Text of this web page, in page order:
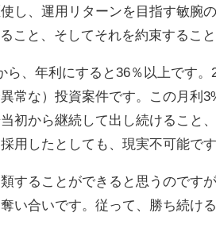
し、運用リターンを目指す敏腕
こと、そしてそれを約束するこ
、年利にすると36％以上です。
常な）投資案件です。この月利
初から継続して出し続けること
用したとしても、現実不可能です
することができると思うのです
い合いです。従って、勝ち続け